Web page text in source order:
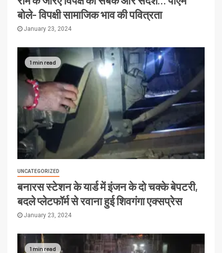
बोले- विपक्षी सामाजिक भाव की पवित्रता
January 23, 2024
1 min read
UNCATEGORIZED
बनारस स्टेशन के यार्ड में इंजन के दो चक्के बेपटरी,
बदले प्लेटफॉर्म से रवाना हुई शिवगंगा एक्सप्रेस
January 23, 2024
1 min read